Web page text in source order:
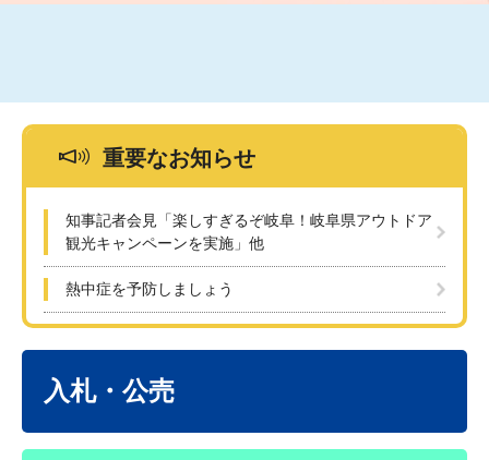
重要なお知らせ
知事記者会見「楽しすぎるぞ岐阜！岐阜県アウトドア
観光キャンペーンを実施」他
熱中症を予防しましょう
入札・公売